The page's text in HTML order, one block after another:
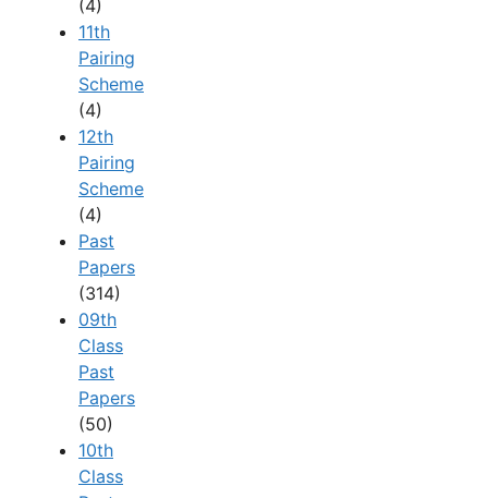
(4)
11th
Pairing
Scheme
(4)
12th
Pairing
Scheme
(4)
Past
Papers
(314)
09th
Class
Past
Papers
(50)
10th
Class